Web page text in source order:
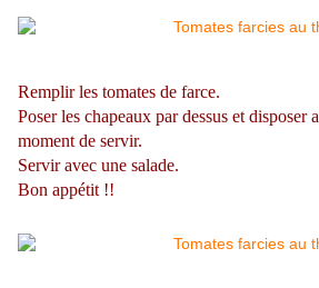
Remplir les tomates de farce.
Poser les chapeaux par dessus et disposer
moment de servir.
Servir avec une salade.
Bon appétit !!